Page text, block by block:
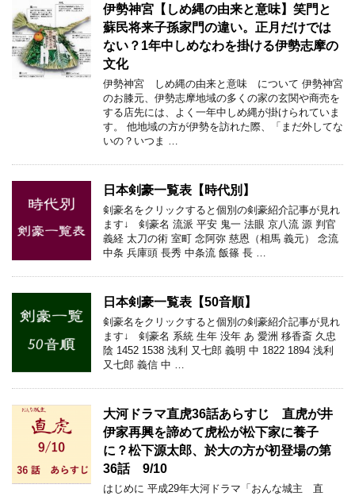
伊勢神宮【しめ縄の由来と意味】笑門と
蘇民将来子孫家門の違い。正月だけでは
ない？1年中しめなわを掛ける伊勢志摩の
文化
伊勢神宮 しめ縄の由来と意味 について 伊勢神宮
のお膝元、伊勢志摩地域の多くの家の玄関や商売を
する店先には、よく一年中しめ縄が掛けられていま
す。 他地域の方が伊勢を訪れた際、「まだ外してな
いの？いつま …
日本剣豪一覧表【時代別】
剣豪名をクリックすると個別の剣豪紹介記事が見れ
ます↓ 剣豪名 流派 平安 鬼一 法眼 京八流 源 判官
義経 太刀の術 室町 念阿弥 慈恩（相馬 義元） 念流
中条 兵庫頭 長秀 中条流 飯篠 長 …
日本剣豪一覧表【50音順】
剣豪名をクリックすると個別の剣豪紹介記事が見れ
ます↓ 剣豪名 系統 生年 没年 あ 愛洲 移香斎 久忠
陰 1452 1538 浅利 又七郎 義明 中 1822 1894 浅利
又七郎 義信 中 …
大河ドラマ直虎36話あらすじ 直虎が井
伊家再興を諦めて虎松が松下家に養子
に？松下源太郎、於大の方が初登場の第
36話 9/10
はじめに 平成29年大河ドラマ「おんな城主 直